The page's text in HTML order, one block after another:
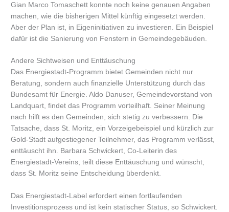
Gian Marco Tomaschett konnte noch keine genauen Angaben
machen, wie die bisherigen Mittel künftig eingesetzt werden.
Aber der Plan ist, in Eigeninitiativen zu investieren. Ein Beispiel
dafür ist die Sanierung von Fenstern in Gemeindegebäuden.
Andere Sichtweisen und Enttäuschung
Das Energiestadt-Programm bietet Gemeinden nicht nur
Beratung, sondern auch finanzielle Unterstützung durch das
Bundesamt für Energie. Aldo Danuser, Gemeindevorstand von
Landquart, findet das Programm vorteilhaft. Seiner Meinung
nach hilft es den Gemeinden, sich stetig zu verbessern. Die
Tatsache, dass St. Moritz, ein Vorzeigebeispiel und kürzlich zur
Gold-Stadt aufgestiegener Teilnehmer, das Programm verlässt,
enttäuscht ihn. Barbara Schwickert, Co-Leiterin des
Energiestadt-Vereins, teilt diese Enttäuschung und wünscht,
dass St. Moritz seine Entscheidung überdenkt.
Das Energiestadt-Label erfordert einen fortlaufenden
Investitionsprozess und ist kein statischer Status, so Schwickert.